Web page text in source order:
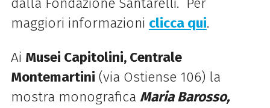
dalla Fondazione Santarelli. Per
maggiori informazioni clicca qui.
Ai Musei Capitolini, Centrale
Montemartini (via Ostiense 106) la
mostra monografica Maria Barosso,